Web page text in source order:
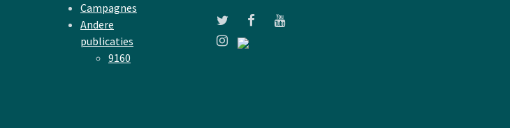
Campagnes
Andere
publicaties
9160